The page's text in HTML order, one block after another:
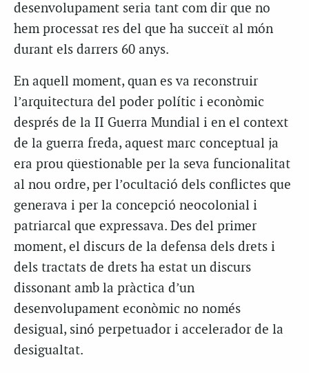
desenvolupament seria tant com dir que no
hem processat res del que ha succeït al món
durant els darrers 60 anys.
En aquell moment, quan es va reconstruir
l’arquitectura del poder polític i econòmic
després de la II Guerra Mundial i en el context
de la guerra freda, aquest marc conceptual ja
era prou qüestionable per la seva funcionalitat
al nou ordre, per l’ocultació dels conflictes que
generava i per la concepció neocolonial i
patriarcal que expressava. Des del primer
moment, el discurs de la defensa dels drets i
dels tractats de drets ha estat un discurs
dissonant amb la pràctica d’un
desenvolupament econòmic no només
desigual, sinó perpetuador i accelerador de la
desigualtat.